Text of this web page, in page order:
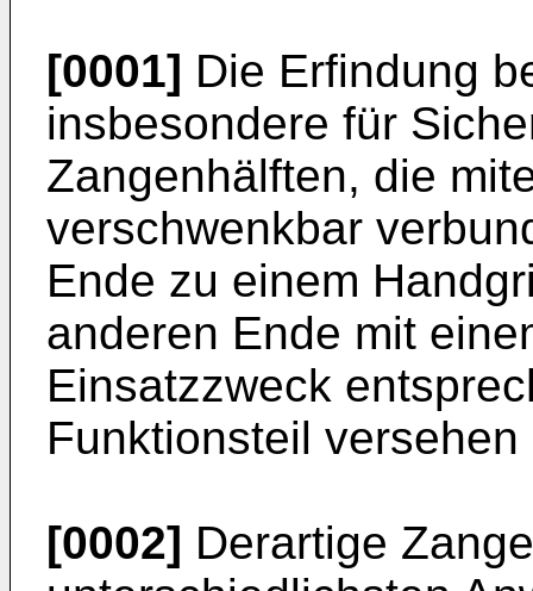
[0001] Die Erfindung
insbesondere für
Zangenhälften, die
verschwenkbar
Ende zu einem
anderen Ende mit
Einsatzzweck
Funktionsteil versehen
[0002] Derartige